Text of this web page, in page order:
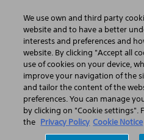
Home Featured
Riscoprire l’Asma: un
la gestione dell’asma
Un incontro stampa che fa
averla nostro ospite alla
We use own and third party
website and to have a better
interests and preferences and
website. By clicking "Accept all
use of cookies on your device,
improve your navigation of the
and tailor the content of the
preferences. You can manage
by clicking on "Cookie settings".
the Privacy Policy Cookie Notice